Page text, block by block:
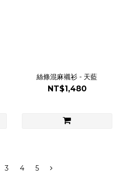
絲條混麻襯衫 - 天藍
NT$1,480
3 4 5